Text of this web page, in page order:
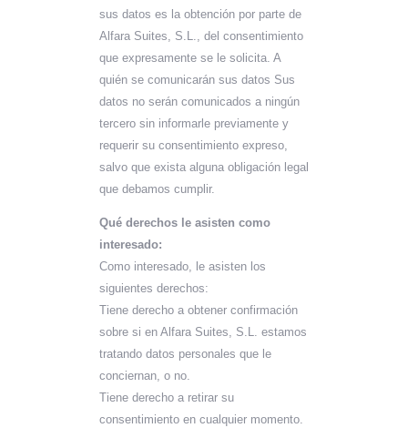
sus datos es la obtención por parte de
Alfara Suites, S.L., del consentimiento
que expresamente se le solicita. A
quién se comunicarán sus datos Sus
datos no serán comunicados a ningún
tercero sin informarle previamente y
requerir su consentimiento expreso,
salvo que exista alguna obligación legal
que debamos cumplir.
Qué derechos le asisten como
interesado:
Como interesado, le asisten los
siguientes derechos:
Tiene derecho a obtener confirmación
sobre si en Alfara Suites, S.L. estamos
tratando datos personales que le
conciernan, o no.
Tiene derecho a retirar su
consentimiento en cualquier momento.